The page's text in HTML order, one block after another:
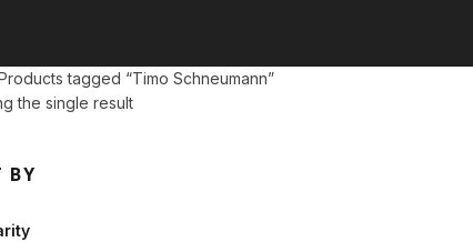
tagged “Timo Schneumann”
the single result
BY